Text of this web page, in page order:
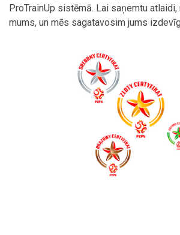
ProTrainUp sistēmā. Lai saņemtu
mums, un mēs sagatavosim jums